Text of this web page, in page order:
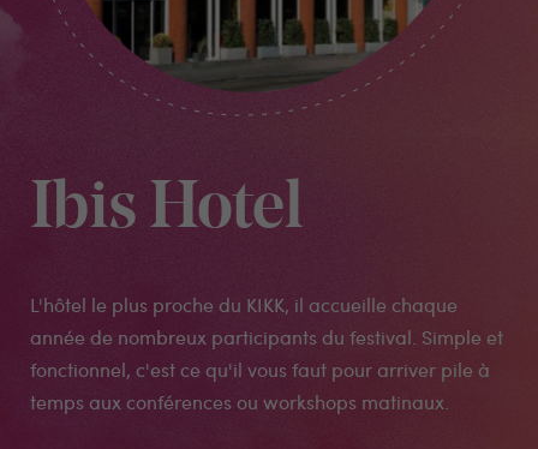
Ibis Hotel
L'hôtel le plus proche du KIKK, il accueille chaque
année de nombreux participants du festival. Simple et
fonctionnel, c'est ce qu'il vous faut pour arriver pile à
temps aux conférences ou workshops matinaux.